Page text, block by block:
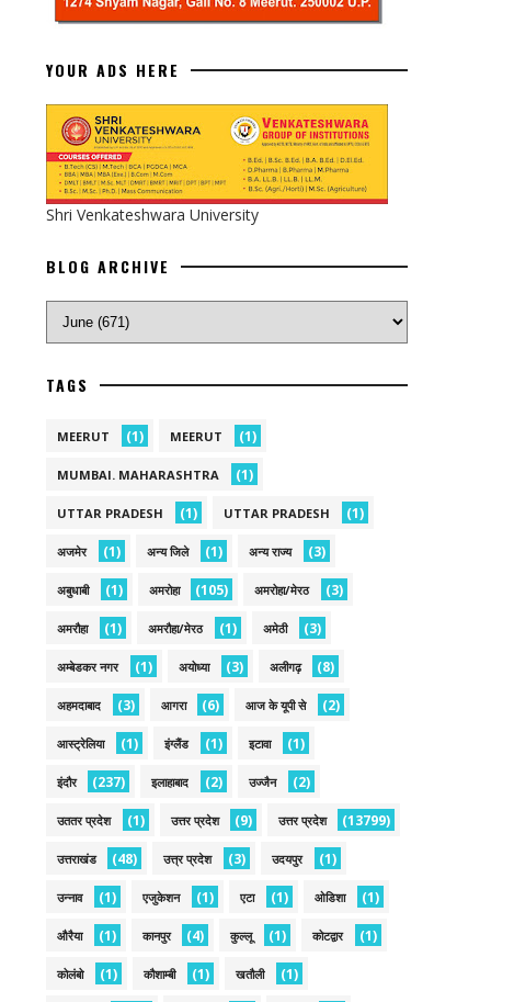
YOUR ADS HERE
Shri Venkateshwara University
BLOG ARCHIVE
TAGS
MEERUT (1) MEERUT (1)
MUMBAI. MAHARASHTRA (1)
UTTAR PRADESH (1) UTTAR PRADESH (1)
अजमेर (1) अन्य जिले (1) अन्य राज्य (3)
अबुधाबी (1) अमरोहा (105) अमरोहा/मेरठ (3)
अमरौहा (1) अमरौहा/मेरठ (1) अमेठी (3)
अम्बेडकर नगर (1) अयोध्या (3) अलीगढ़ (8)
अहमदाबाद (3) आगरा (6) आज के यूपी से (2)
आस्ट्रेलिया (1) इंग्लैंड (1) इटावा (1)
इंदौर (237) इलाहाबाद (2) उज्जैन (2)
उततर प्रदेश (1) उत्तर प्रदेश (9) उत्तर प्रदेश (13799)
उत्तराखंड (48) उत्त्र प्रदेश (3) उदयपुर (1)
उन्नाव (1) एजुकेशन (1) एटा (1) ओडिशा (1)
औरैया (1) कानपुर (4) कुल्लू (1) कोटद्वार (1)
कोलंबो (1) कौशाम्बी (1) खतौली (1)